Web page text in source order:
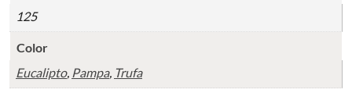
125
Color
Eucalipto, Pampa, Trufa